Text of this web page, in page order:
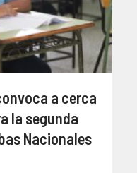
a cerca
la segunda
Nacionales